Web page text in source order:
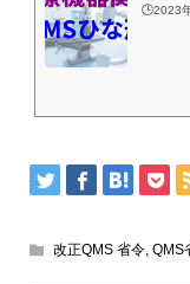
🕒️2023
改正QMS 省令, QMS